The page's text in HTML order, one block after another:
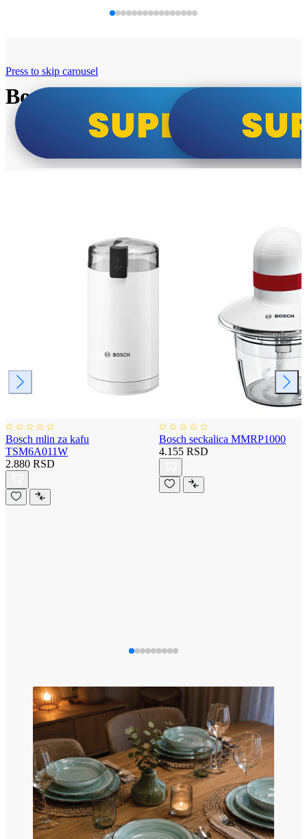
Bosch super cene
Press to skip carousel
Bosch mlin za kafu
TSM6A011W
2.880 RSD
Bosch seckalica MMRP1000
4.155 RSD